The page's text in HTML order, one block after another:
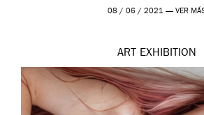
Madrid y la Wellcome
08 / 06 / 2021 — VER
ART EXHIBITION